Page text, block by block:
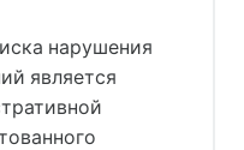
нарушения
является